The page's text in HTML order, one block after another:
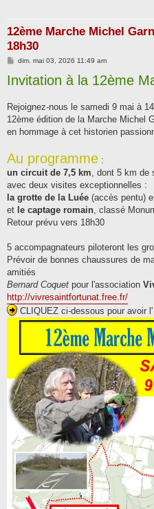
12ème Marche Michel
18h30
M
s
s
e
dim. mai 03, 2026 11:49 am
Invitation à la 12ème
Rejoignez-nous le samedi 9 mai à
12ème édition de la Marche Michel
en hommage à cet historien
Au programme :
un circuit de 7,5 km, dont 5 km de
avec deux visites exceptionnelles :
la grotte de la Luée (accès pentu)
et le captage romain, classé
Retour prévu vers 18h30
5 accompagnateurs piloteront les
Prévoir de bonnes chaussures de
amitiés
Bernard Coquet pour l'association
http://vivresaintfortunat.free.fr/
CLIQUEZ ci-dessous pour avoir l'